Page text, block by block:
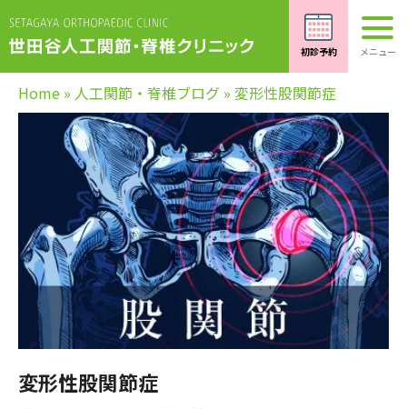
Home » 人工関節・脊椎ブログ » 変形性股関節症
変形性股関節症